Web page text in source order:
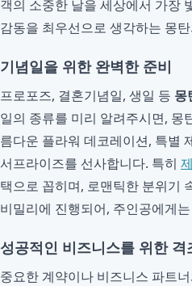
객의 소중한 날을 세상에서 가장
감동을 최우선으로 생각하는 몽
기념일을 위한 완벽한 준비
프로포즈, 결혼기념일, 생일 등 몽
일의 종류를 미리 알려주시면, 몽
름다운 플라워 데코레이션, 특별
서프라이즈를 선사합니다. 특히
택으로 꼽히며, 로맨틱한 분위기
비밀리에 진행되어, 주인공에게
성공적인 비즈니스를 위한 격
중요한 계약이나 비즈니스 파트